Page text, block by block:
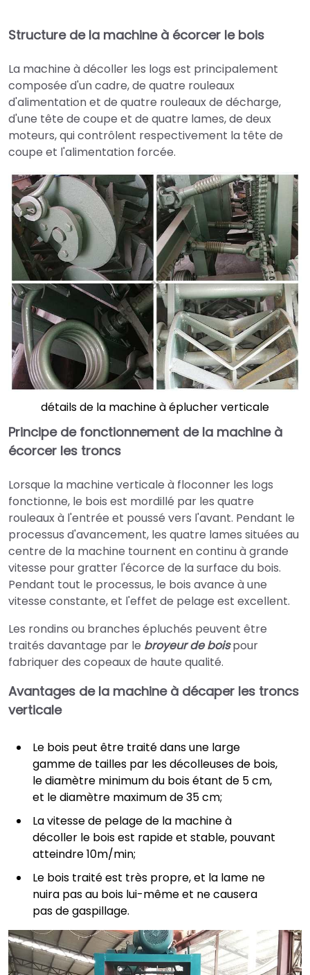
Structure de la machine à écorcer le bois
La machine à décoller les logs est principalement
composée d'un cadre, de quatre rouleaux
d'alimentation et de quatre rouleaux de décharge,
d'une tête de coupe et de quatre lames, de deux
moteurs, qui contrôlent respectivement la tête de
coupe et l'alimentation forcée.
détails de la machine à éplucher verticale
Principe de fonctionnement de la machine à
écorcer les troncs
Lorsque la machine verticale à floconner les logs
fonctionne, le bois est mordillé par les quatre
rouleaux à l'entrée et poussé vers l'avant. Pendant le
processus d'avancement, les quatre lames situées au
centre de la machine tournent en continu à grande
vitesse pour gratter l'écorce de la surface du bois.
Pendant tout le processus, le bois avance à une
vitesse constante, et l'effet de pelage est excellent.
Les rondins ou branches épluchés peuvent être
traités davantage par le broyeur de boispour
fabriquer des copeaux de haute qualité.
Avantages de la machine à décaper les troncs
verticale
Le bois peut être traité dans une large
gamme de tailles par les décolleuses de bois,
le diamètre minimum du bois étant de 5 cm,
et le diamètre maximum de 35 cm;
La vitesse de pelage de la machine à
décoller le bois est rapide et stable, pouvant
atteindre 10m/min;
Le bois traité est très propre, et la lame ne
nuira pas au bois lui-même et ne causera
pas de gaspillage.